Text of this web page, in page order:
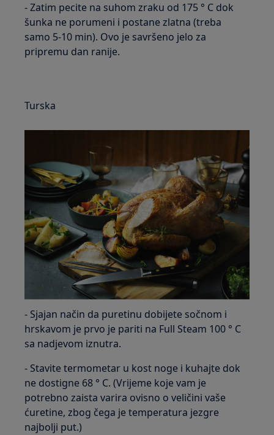
- Zatim pecite na suhom zraku od 175 ° C dok
šunka ne porumeni i postane zlatna (treba
samo 5-10 min). Ovo je savršeno jelo za
pripremu dan ranije.
Turska
- Sjajan način da puretinu dobijete sočnom i
hrskavom je prvo je pariti na Full Steam 100 ° C
sa nadjevom iznutra.
- Stavite termometar u kost noge i kuhajte dok
ne dostigne 68 ° C. (Vrijeme koje vam je
potrebno zaista varira ovisno o veličini vaše
ćuretine, zbog čega je temperatura jezgre
najbolji put.)